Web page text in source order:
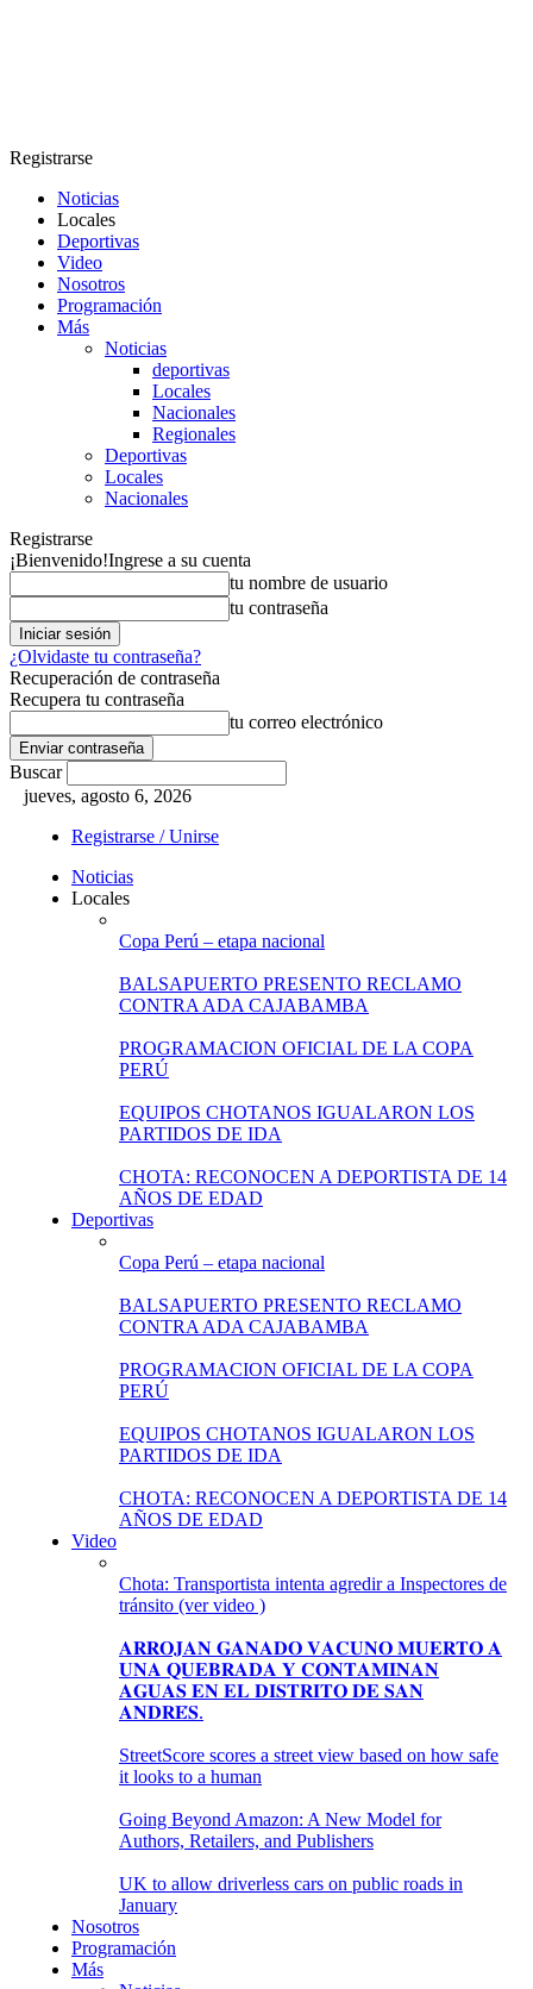
Registrarse
Noticias
Locales
Deportivas
Video
Nosotros
Programación
Más
Noticias
deportivas
Locales
Nacionales
Regionales
Deportivas
Locales
Nacionales
Registrarse
¡Bienvenido!Ingrese a su cuenta
tu nombre de usuario
tu contraseña
¿Olvidaste tu contraseña?
Recuperación de contraseña
Recupera tu contraseña
tu correo electrónico
Buscar
jueves, agosto 6, 2026
Registrarse / Unirse
Noticias
Locales
Copa Perú – etapa nacional
BALSAPUERTO PRESENTO RECLAMO
CONTRA ADA CAJABAMBA
PROGRAMACION OFICIAL DE LA COPA
PERÚ
EQUIPOS CHOTANOS IGUALARON LOS
PARTIDOS DE IDA
CHOTA: RECONOCEN A DEPORTISTA DE 14
AÑOS DE EDAD
Deportivas
Copa Perú – etapa nacional
BALSAPUERTO PRESENTO RECLAMO
CONTRA ADA CAJABAMBA
PROGRAMACION OFICIAL DE LA COPA
PERÚ
EQUIPOS CHOTANOS IGUALARON LOS
PARTIDOS DE IDA
CHOTA: RECONOCEN A DEPORTISTA DE 14
AÑOS DE EDAD
Video
Chota: Transportista intenta agredir a Inspectores de
tránsito (ver video )
𝐀𝐑𝐑𝐎𝐉𝐀𝐍 𝐆𝐀𝐍𝐀𝐃𝐎 𝐕𝐀𝐂𝐔𝐍𝐎 𝐌𝐔𝐄𝐑𝐓𝐎 𝐀
𝐔𝐍𝐀 𝐐𝐔𝐄𝐁𝐑𝐀𝐃𝐀 𝐘 𝐂𝐎𝐍𝐓𝐀𝐌𝐈𝐍𝐀𝐍
𝐀𝐆𝐔𝐀𝐒 𝐄𝐍 𝐄𝐋 𝐃𝐈𝐒𝐓𝐑𝐈𝐓𝐎 𝐃𝐄 𝐒𝐀𝐍
𝐀𝐍𝐃𝐑𝐄́𝐒.
StreetScore scores a street view based on how safe
it looks to a human
Going Beyond Amazon: A New Model for
Authors, Retailers, and Publishers
UK to allow driverless cars on public roads in
January
Nosotros
Programación
Más